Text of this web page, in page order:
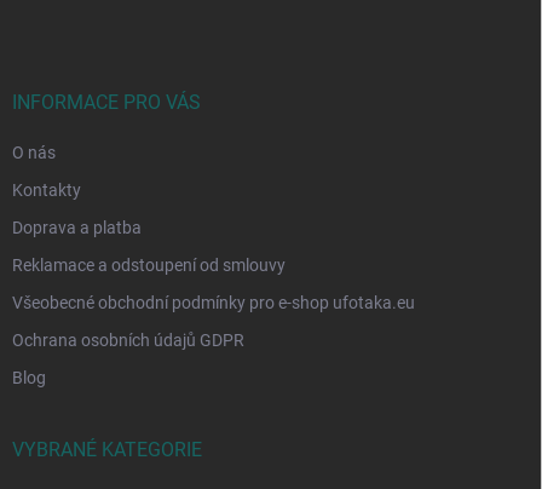
INFORMACE PRO VÁS
O nás
Kontakty
Doprava a platba
Reklamace a odstoupení od smlouvy
Všeobecné obchodní podmínky pro e-shop ufotaka.eu
Ochrana osobních údajů GDPR
Blog
VYBRANÉ KATEGORIE